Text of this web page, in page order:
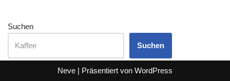
Suchen
Suchen
Neve | Präsentiert von WordPress